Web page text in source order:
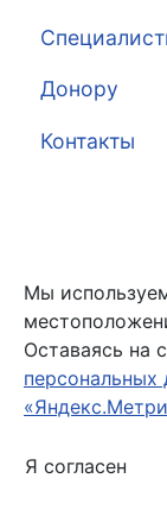
Донору
Контакты
Мы
Оставаясь на
персональных
Я согласен